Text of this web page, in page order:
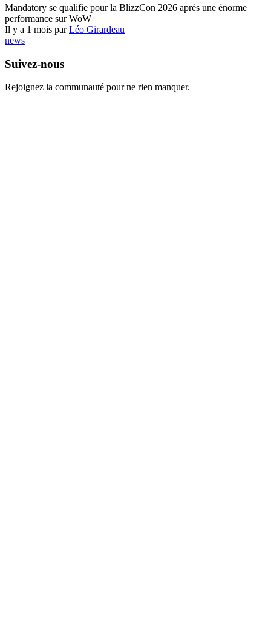
Mandatory se qualifie pour la BlizzCon 2026 après une énorme
performance sur WoW
Il y a 1 mois parLéo Girardeau
news
Suivez-nous
Rejoignez la communauté pour ne rien manquer.